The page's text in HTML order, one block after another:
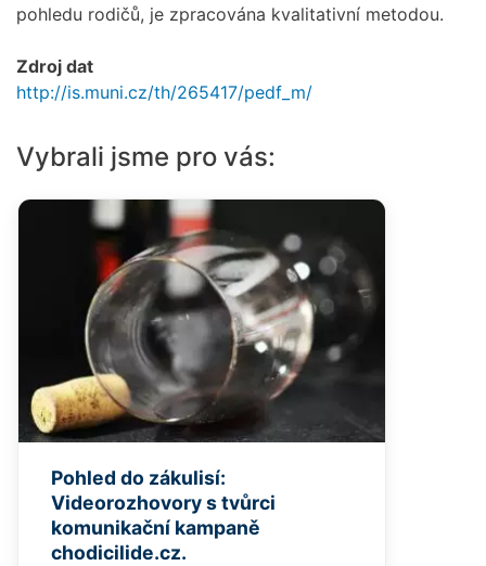
pohledu rodičů, je zpracována kvalitativní metodou.
Zdroj dat
http://is.muni.cz/th/265417/pedf_m/
Vybrali jsme pro vás:
Pohled do zákulisí:
Videorozhovory s tvůrci
komunikační kampaně
chodicilide.cz.